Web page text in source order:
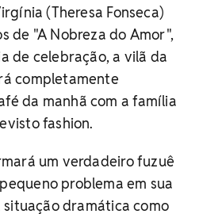
(Theresa Fonseca)
de "A Nobreza do Amor",
de celebração, a vilã da
completamente
da manhã com a família
fashion.
um verdadeiro fuzuê
problema em sua
dramática como